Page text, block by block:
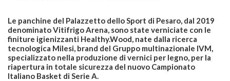
Le panchine del Palazzetto dello Sport di Pesaro, dal 2019
denominato Vitifrigo Arena, sono state verniciate con le
finiture igienizzanti Healthy.Wood, nate dalla ricerca
tecnologica Milesi, brand del Gruppo multinazionale IVM,
specializzato nella produzione di vernici per legno, per la
riapertura in totale sicurezza del nuovo Campionato
Italiano Basket di Serie A.